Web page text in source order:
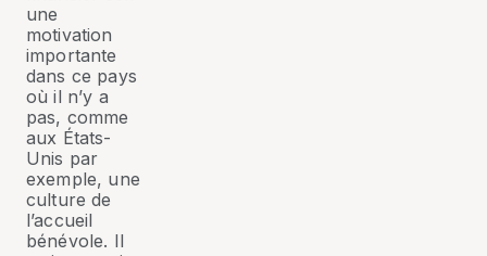
une
motivation
importante
dans ce pays
où il n’y a
pas, comme
aux États-
Unis par
exemple, une
culture de
l’accueil
bénévole. Il